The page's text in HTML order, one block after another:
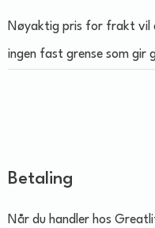
Nøyaktig pris for frakt vil
ingen fast grense som gir
Betaling
Når du handler hos